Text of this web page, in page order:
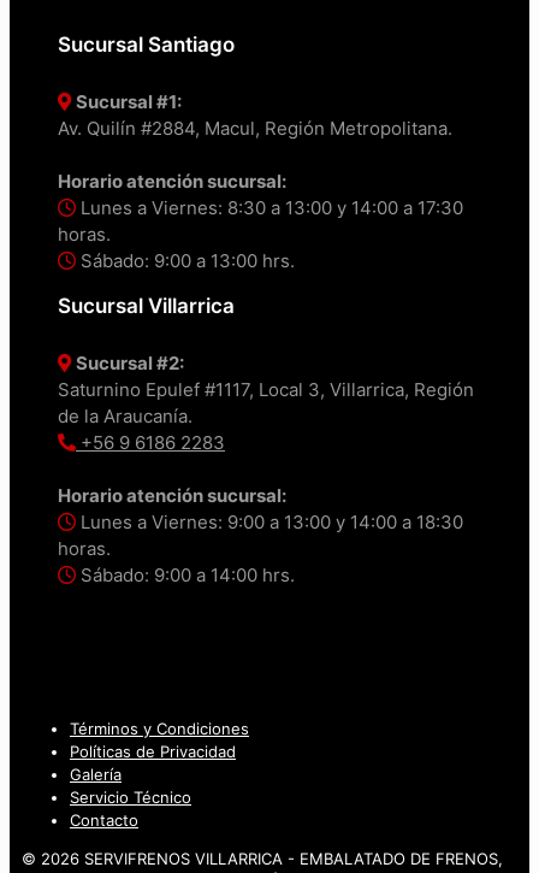
Sucursal Santiago
Sucursal #1:
Av. Quilín #2884, Macul, Región Metropolitana.
Horario atención sucursal:
Lunes a Viernes: 8:30 a 13:00 y 14:00 a 17:30
horas.
Sábado: 9:00 a 13:00 hrs.
Sucursal Villarrica
Sucursal #2:
Saturnino Epulef #1117, Local 3, Villarrica, Región
de la Araucanía.
+56 9 6186 2283
Horario atención sucursal:
Lunes a Viernes: 9:00 a 13:00 y 14:00 a 18:30
horas.
Sábado: 9:00 a 14:00 hrs.
Términos y Condiciones
Políticas de Privacidad
Galería
Servicio Técnico
Contacto
© 2026 SERVIFRENOS VILLARRICA - EMBALATADO DE FRENOS,